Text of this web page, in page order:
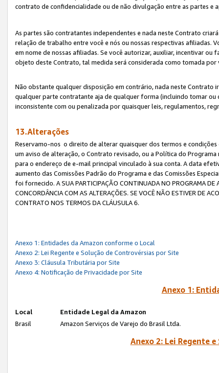
contrato de confidencialidade ou de não divulgação entre as partes e
As partes são contratantes independentes e nada neste Contrato
relação de trabalho entre você e nós ou nossas respectivas afiliadas.
em nome de nossas afiliadas. Se você autorizar, auxiliar, incentivar
objeto deste Contrato, tal medida será considerada como tomada por
Não obstante qualquer disposição em contrário, nada neste
qualquer parte contratante aja de qualquer forma (incluindo tomar ou
inconsistente com ou penalizada por quaisquer leis, regulamentos,
13.Alterações
Reservamo-nos o direito de alterar quaisquer dos termos e
um aviso de alteração, o Contrato revisado, ou a Política do
para o endereço de e-mail principal vinculado à sua conta. A data
aumento das Comissões Padrão do Programa e das Comissões
foi fornecido. A SUA PARTICIPAÇÃO CONTINUADA NO PROGRAMA DE
CONCORDÂNCIA COM AS ALTERAÇÕES. SE VOCÊ NÃO ESTIVER DE
CONTRATO NOS TERMOS DA CLÁUSULA 6.
Anexo 1: Entidades da Amazon conforme o Local
Anexo 2: Lei Regente e Solução de Controvérsias por Site
Anexo 3: Cláusula Tributária por Site
Anexo 4: Notificação de Privacidade por Site
Anexo 1:
Local
Entidade Legal da Amazon
Brasil
Amazon Serviços de Varejo do Brasil Ltda.
Anexo 2: Lei Regente